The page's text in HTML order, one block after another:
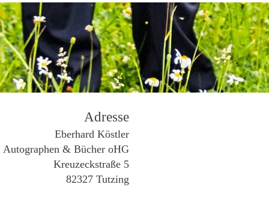
Adresse
Eberhard Köstler
Autographen & Bücher oHG
Kreuzeckstraße 5
82327 Tutzing